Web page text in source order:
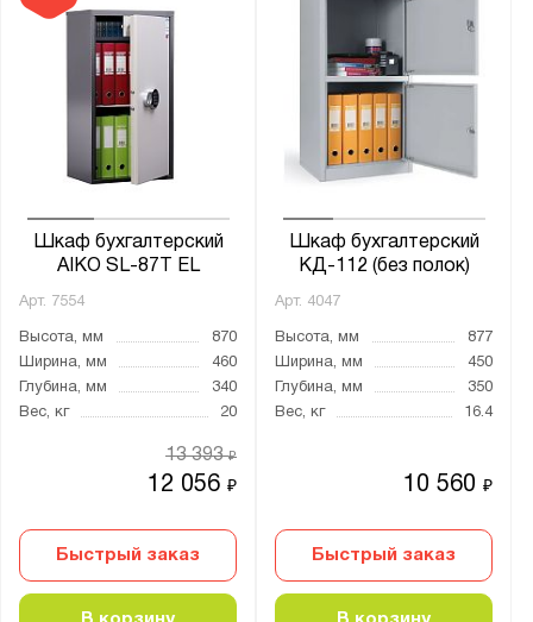
Шкаф бухгалтерский
AIKO SL-87Т EL
Арт. 7554
Высота, мм
870
Ширина, мм
460
Глубина, мм
340
Вес, кг
20
12 056₽
13 393₽
Быстрый заказ
Шкаф бухгалтерский
КД-112 (без полок)
Арт. 4047
Высота, мм
877
Ширина, мм
450
Глубина, мм
350
Вес, кг
16.4
10 560₽
Быстрый заказ
Меткон
ПАКС-Металл
Промет
Aiko
КД
Показать